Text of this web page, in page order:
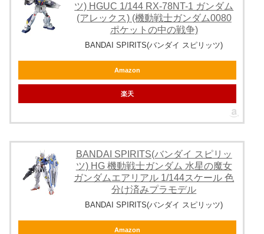
ツ) HGUC 1/144 RX-78NT-1 ガンダム
(アレックス) (機動戦士ガンダム0080
ポケットの中の戦争)
BANDAI SPIRITS(バンダイ スピリッツ)
Amazon
楽天
BANDAI SPIRITS(バンダイ スピリッ
ツ) HG 機動戦士ガンダム 水星の魔女
ガンダムエアリアル 1/144スケール 色
分け済みプラモデル
BANDAI SPIRITS(バンダイ スピリッツ)
Amazon